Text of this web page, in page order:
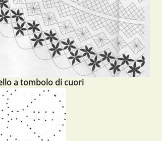
a tombolo di cuori